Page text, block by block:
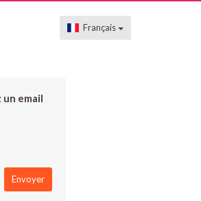
Français
email